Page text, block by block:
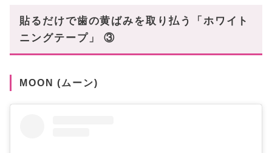
貼るだけで歯の黄ばみを取り払う「ホワイト
ニングテープ」 ③
MOON (ムーン)